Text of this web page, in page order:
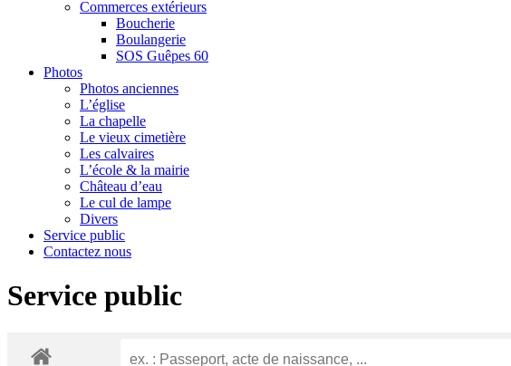
Commerces extérieurs
Boucherie
Boulangerie
SOS Guêpes 60
Photos
Photos anciennes
L’église
La chapelle
Le vieux cimetière
Les calvaires
L’école & la mairie
Château d’eau
Le cul de lampe
Divers
Service public
Contactez nous
Service public